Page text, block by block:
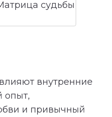
внутренние
опыт,
и привычный